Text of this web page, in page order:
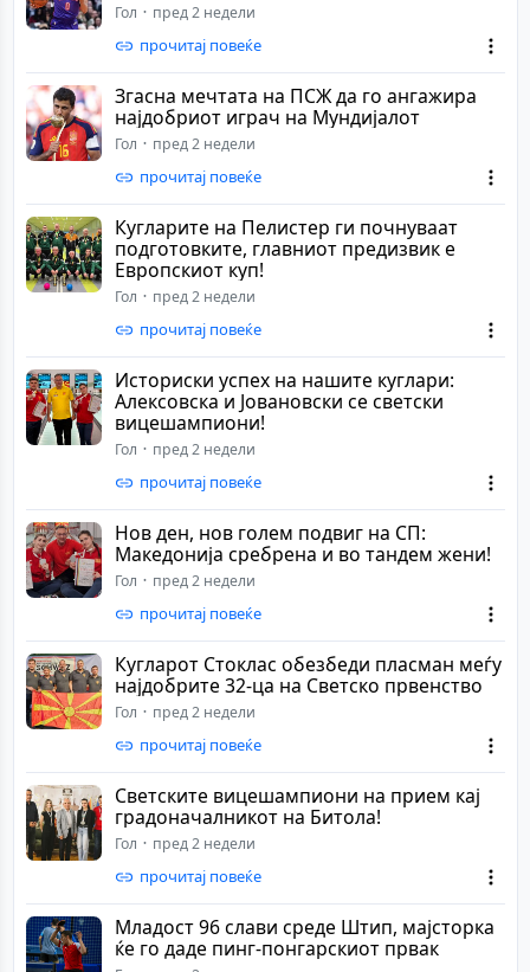
Гол пред 2 недели
прочитај повеќе
Згасна мечтата на ПСЖ да го ангажира
најдобриот играч на Мундијалот
Гол пред 2 недели
прочитај повеќе
Кугларите на Пелистер ги почнуваат
подготовките, главниот предизвик е
Европскиот куп!
Гол пред 2 недели
прочитај повеќе
Историски успех на нашите куглари:
Алексовска и Јовановски се светски
вицешампиони!
Гол пред 2 недели
прочитај повеќе
Нов ден, нов голем подвиг на СП:
Македонија сребрена и во тандем жени!
Гол пред 2 недели
прочитај повеќе
Кугларот Стоклас обезбеди пласман меѓу
најдобрите 32-ца на Светско првенство
Гол пред 2 недели
прочитај повеќе
Светските вицешампиони на прием кај
градоначалникот на Битола!
Гол пред 2 недели
прочитај повеќе
Младост 96 слави среде Штип, мајсторка
ќе го даде пинг-понгарскиот првак